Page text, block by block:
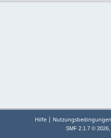
Hilfe |
SMF 2.1.7 © 2026,